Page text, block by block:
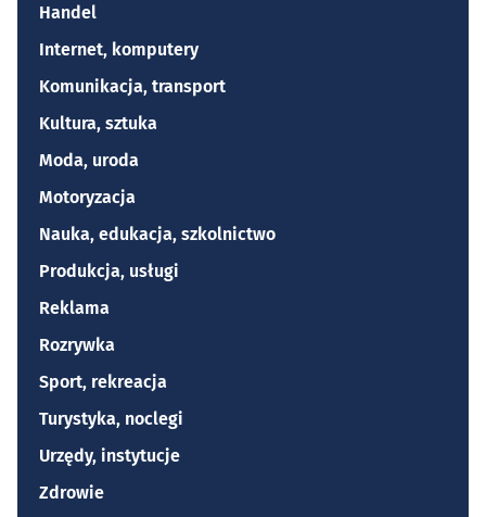
Handel
Internet, komputery
Komunikacja, transport
Kultura, sztuka
Moda, uroda
Motoryzacja
Nauka, edukacja, szkolnictwo
Produkcja, usługi
Reklama
Rozrywka
Sport, rekreacja
Turystyka, noclegi
Urzędy, instytucje
Zdrowie